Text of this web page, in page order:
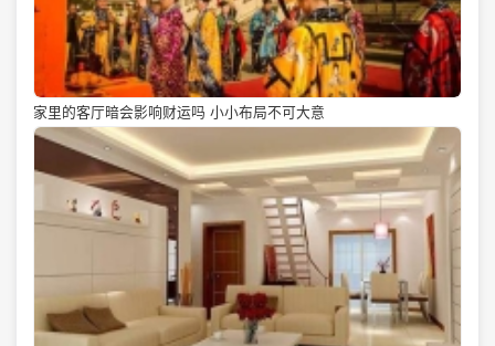
家里的客厅暗会影响财运吗 小小布局不可大意